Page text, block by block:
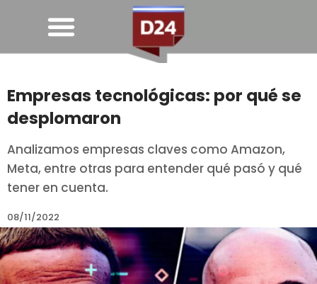
Empresas tecnológicas: por qué se
desplomaron
Analizamos empresas claves como Amazon,
Meta, entre otras para entender qué pasó y qué
tener en cuenta.
08/11/2022